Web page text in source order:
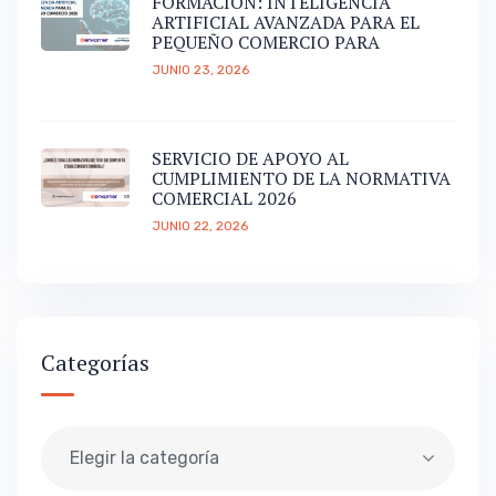
ARTIFICIAL AVANZADA PARA EL
PEQUEÑO COMERCIO PARA
JUNIO 23, 2026
SERVICIO DE APOYO AL
CUMPLIMIENTO DE LA NORMATIVA
COMERCIAL 2026
JUNIO 22, 2026
Categorías
Elegir la categoría